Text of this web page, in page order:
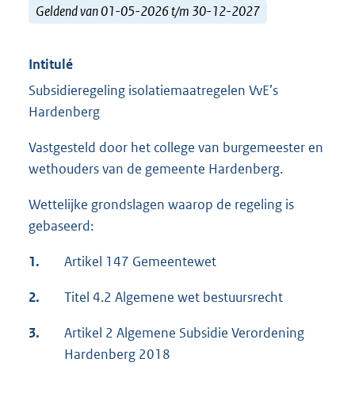
Geldend van 01-05-2026 t/m 30-12-2027
Intitulé
Subsidieregeling isolatiemaatregelen VvE’s
Hardenberg
Vastgesteld door het college van burgemeester en
wethouders van de gemeente Hardenberg.
Wettelijke grondslagen waarop de regeling is
gebaseerd:
1. Artikel 147 Gemeentewet
2. Titel 4.2 Algemene wet bestuursrecht
3.
Artikel 2 Algemene Subsidie Verordening
Hardenberg 2018